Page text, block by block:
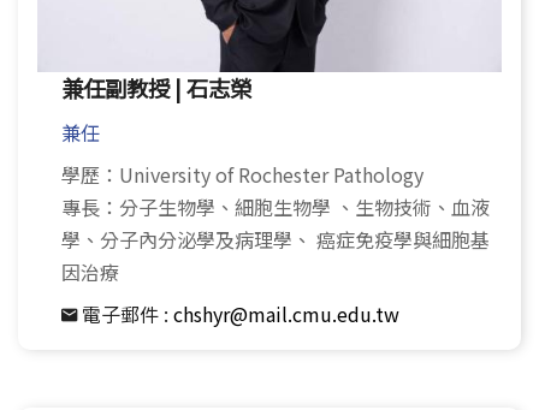
兼任副教授 | 石志榮
兼任
學歷：University of Rochester Pathology
專長：分子生物學、細胞生物學 、生物技術、血液
學、分子內分泌學及病理學、 癌症免疫學與細胞基
因治療
電子郵件 : chshyr@mail.cmu.edu.tw